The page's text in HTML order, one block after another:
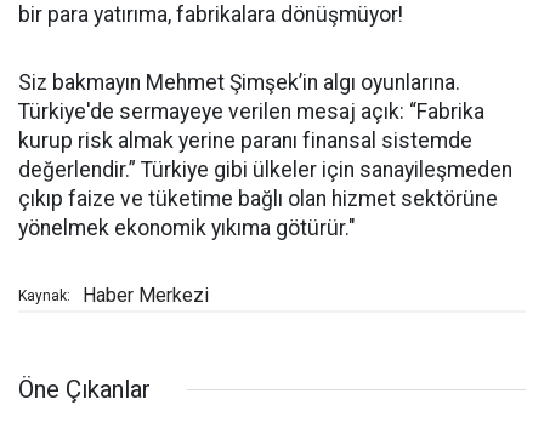
bir para yatırıma, fabrikalara dönüşmüyor!
Siz bakmayın Mehmet Şimşek’in algı oyunlarına.
Türkiye'de sermayeye verilen mesaj açık: “Fabrika
kurup risk almak yerine paranı finansal sistemde
değerlendir.” Türkiye gibi ülkeler için sanayileşmeden
çıkıp faize ve tüketime bağlı olan hizmet sektörüne
yönelmek ekonomik yıkıma götürür."
Kaynak: Haber Merkezi
Öne Çıkanlar